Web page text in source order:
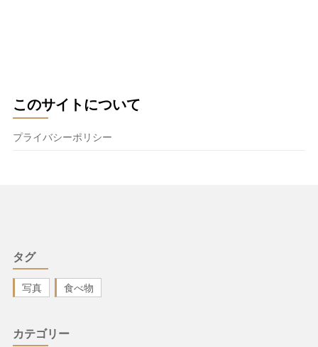
このサイトについて
プライバシーポリシー
タグ
写真 食べ物
カテゴリー